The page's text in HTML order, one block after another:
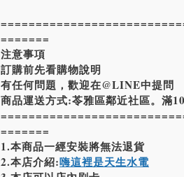
=======
注意事項
訂購前先看購物說明
有任何問題，歡迎在@LINE中提問
商品運送方式:苓雅區鄰近社區。滿
=======
1.本商品一經安裝將無法退貨
2.本店介紹:嗨這裡是天生水電